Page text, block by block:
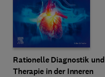
Rationelle Diagnostik und
Therapie in der Inneren